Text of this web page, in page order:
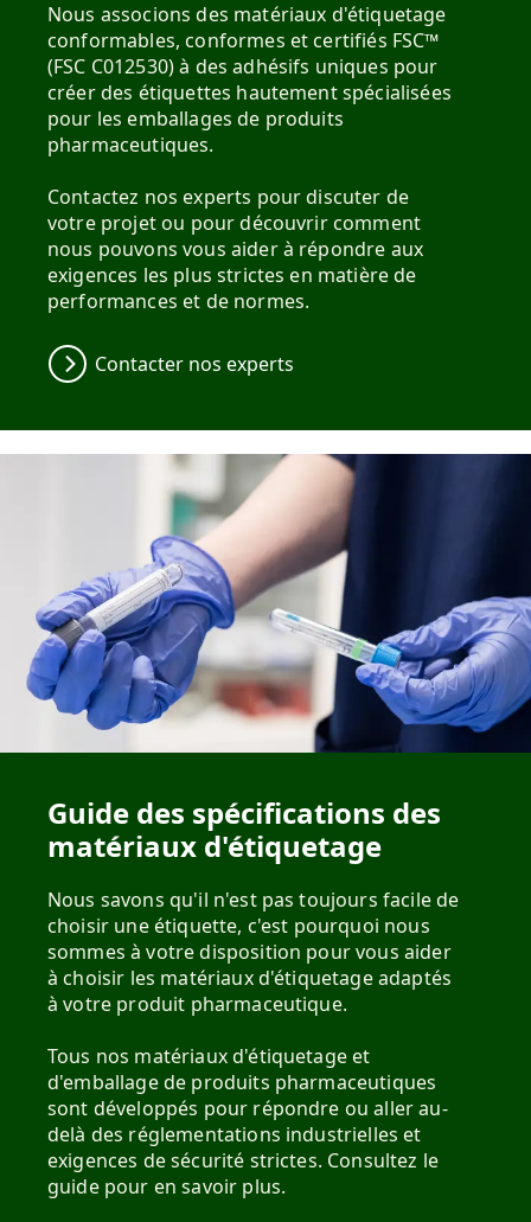
Nous associons des matériaux d'étiquetage
conformables, conformes et certifiés FSC™
(FSC C012530) à des adhésifs uniques pour
créer des étiquettes hautement spécialisées
pour les emballages de produits
pharmaceutiques.
Contactez nos experts pour discuter de
votre projet ou pour découvrir comment
nous pouvons vous aider à répondre aux
exigences les plus strictes en matière de
performances et de normes.
Contacter nos experts
Guide des spécifications des
matériaux d'étiquetage
Nous savons qu'il n'est pas toujours facile de
choisir une étiquette, c'est pourquoi nous
sommes à votre disposition pour vous aider
à choisir les matériaux d'étiquetage adaptés
à votre produit pharmaceutique.
Tous nos matériaux d'étiquetage et
d'emballage de produits pharmaceutiques
sont développés pour répondre ou aller au-
delà des réglementations industrielles et
exigences de sécurité strictes. Consultez le
guide pour en savoir plus.